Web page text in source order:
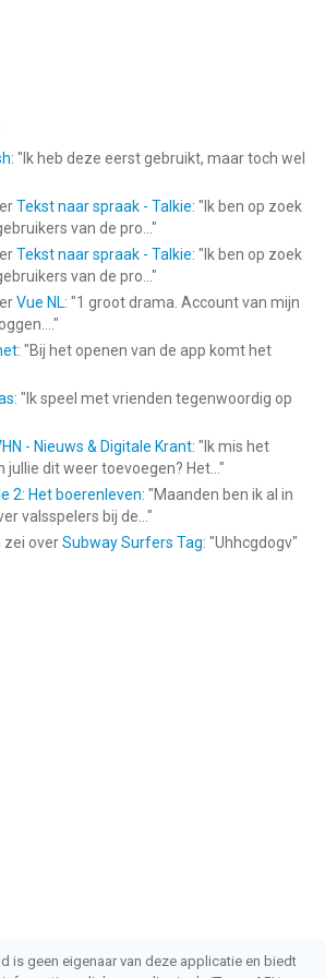
: " Ik heb deze eerst gebruikt, maar toch wel
Tekst naar spraak - Talkie: " Ik ben op zoek
van de pro... "
Tekst naar spraak - Talkie: " Ik ben op zoek
van de pro... "
Vue NL: "1 groot drama. Account van mijn
"
: "Bij het openen van de app komt het
: " Ik speel met vrienden tegenwoordig op
- Nieuws & Digitale Krant: " Ik mis het
dit weer toevoegen? Het... "
2: Het boerenleven: "Maanden ben ik al in
valsspelers bij de... "
zei overSubway Surfers Tag: "Uhhcgdogv"
is geen eigenaar van deze applicatie en biedt